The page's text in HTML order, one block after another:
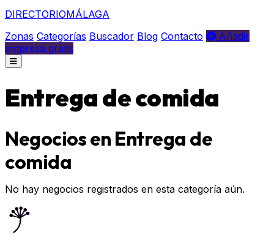
DIRECTORIOMÁLAGA
Zonas Categorías Buscador Blog Contacto
Añadir
empresa gratis
Entrega de comida
Negocios en Entrega de
comida
No hay negocios registrados en esta categoría aún.